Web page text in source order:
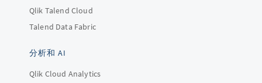
Qlik Talend Cloud
Talend Data Fabric
分析和 AI
Qlik Cloud Analytics